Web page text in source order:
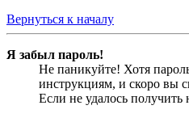
Вернуться к началу
Я забыл пароль!
Не паникуйте! Хотя
инструкциям, и скоро вы
Если не удалось